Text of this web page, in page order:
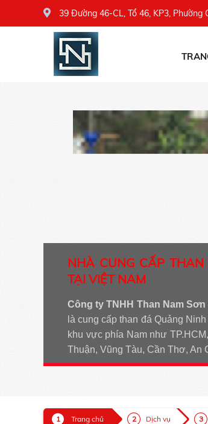
39 Đường 46-CL, Tổ 46, KP3, Phường
NHÀ CUNG CẤP
TẠI VIỆT NAM
Công ty TNHH Than Nam Sơn
là cung cấp than đá Quảng
khu vực phía Nam như
Thuận, Vũng Tàu, Cần Thơ, An
Trang chủ Dịch vụ